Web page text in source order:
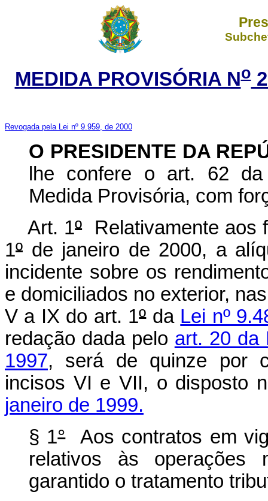
MEDIDA PROVISÓRIA No
Revogada pela Lei nº 9.959, de 2000
O PRESIDENTE DA
lhe confere o art. 62
Medida Provisória, com
Art. 1ºRelativamente aos
1º de janeiro de 2000, a
incidente sobre os
e domiciliados no exterior,
V a IX do art. 1ºda Lei nº
redação dada pelo art. 20 da
1997, será de quinze por
incisos VI e VII, o disposto
janeiro de 1999.
§ 1°Aos contratos em
relativos às operações
garantido o tratamento